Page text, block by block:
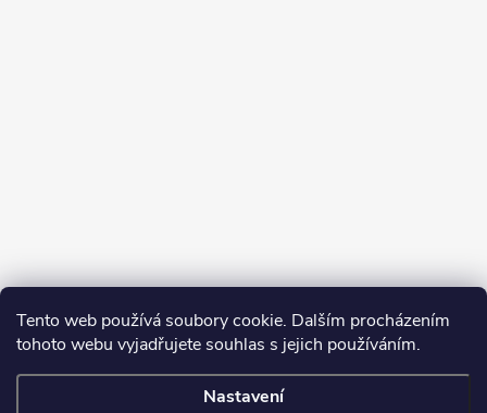
Tento web používá soubory cookie. Dalším procházením
tohoto webu vyjadřujete souhlas s jejich používáním.
Nastavení
Sledovat na Instagramu